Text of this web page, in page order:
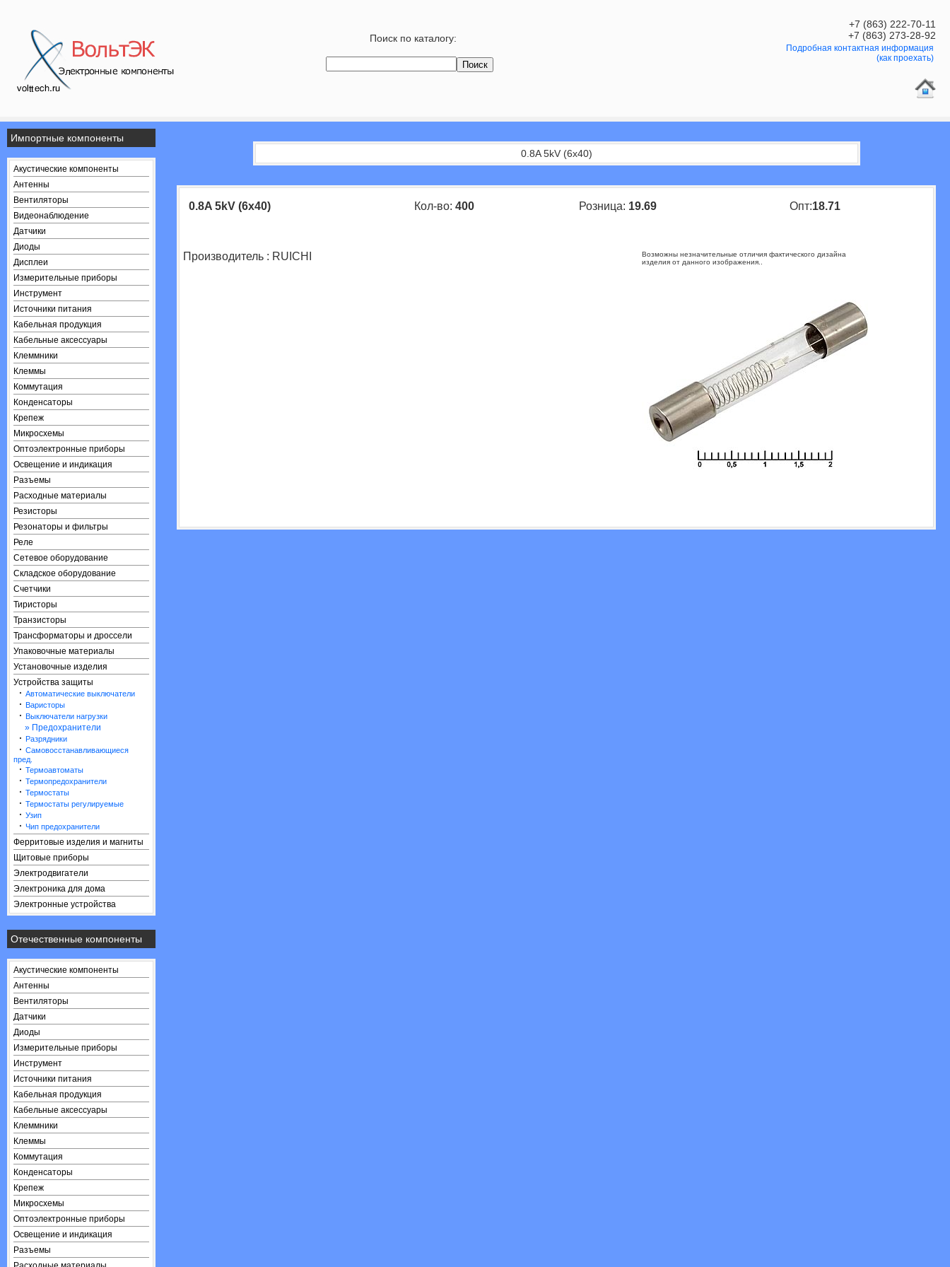
Поиск по каталогу:
+7 (863) 222-70-11
+7 (863) 273-28-92
Подробная контактная информация
(как проехать)
Импортные компоненты
Акустические компоненты
Антенны
Вентиляторы
Видеонаблюдение
Датчики
Диоды
Дисплеи
Измерительные приборы
Инструмент
Источники питания
Кабельная продукция
Кабельные аксессуары
Клеммники
Клеммы
Коммутация
Конденсаторы
Крепеж
Микросхемы
Оптоэлектронные приборы
Освещение и индикация
Разъемы
Расходные материалы
Резисторы
Резонаторы и фильтры
Реле
Сетевое оборудование
Складское оборудование
Счетчики
Тиристоры
Транзисторы
Трансформаторы и дроссели
Упаковочные материалы
Установочные изделия
Устройства защиты
· Автоматические выключатели
· Варисторы
· Выключатели нагрузки
» Предохранители
· Разрядники
· Самовосстанавливающиеся
пред.
· Термоавтоматы
· Термопредохранители
· Термостаты
· Термостаты регулируемые
· Узип
· Чип предохранители
Ферритовые изделия и магниты
Щитовые приборы
Электродвигатели
Электроника для дома
Электронные устройства
Отечественные компоненты
Акустические компоненты
Антенны
Вентиляторы
Датчики
Диоды
Измерительные приборы
Инструмент
Источники питания
Кабельная продукция
Кабельные аксессуары
Клеммники
Клеммы
Коммутация
Конденсаторы
Крепеж
Микросхемы
Оптоэлектронные приборы
Освещение и индикация
Разъемы
0.8A 5kV (6x40)
0.8A 5kV (6x40) Кол-во: 400 Розница: 19.69 Опт:18.71
Производитель : RUICHI
Возможны незначительные отличия фактического дизайна
изделия от данного изображения..